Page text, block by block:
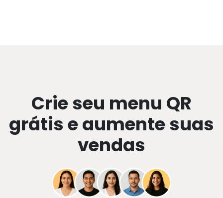
Crie seu menu QR
grátis e aumente suas
vendas